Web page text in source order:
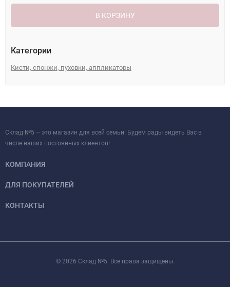
В КОРЗИНУ
Категории
Кисти, спонжи, пуховки, аппликаторы
Склад №5 – это магазин для всей семьи! Будем рады видеть Вас в
числе наших постоянных клиентов!
КОМПАНИЯ
ДЛЯ ПОКУПАТЕЛЕЙ
КОНТАКТЫ
© 2026 Склад №5. Все права защищены.